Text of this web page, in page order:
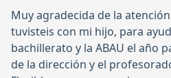
Muy agradecida de la
tuvisteis con mi hijo, para
bachillerato y la ABAU el año
de la dirección y el